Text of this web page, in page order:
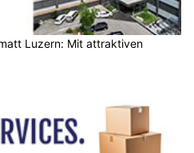
Luzern: Mit attraktiven